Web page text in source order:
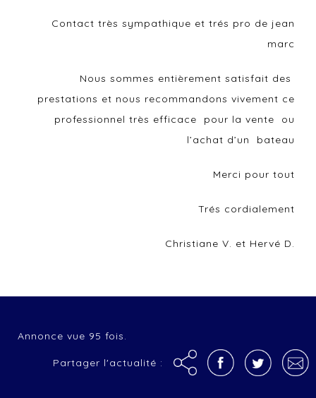
Contact très sympathique et trés pro de jean
marc
Nous sommes entièrement satisfait des
prestations et nous recommandons vivement ce
professionnel très efficace pour la vente ou
l’achat d’un bateau
Merci pour tout
Trés cordialement
Christiane V. et Hervé D.
Annonce vue 95 fois.
Partager l'actualité :